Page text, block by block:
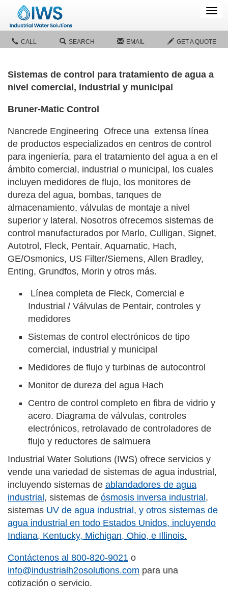
CALL SEARCH EMAIL GET A QUOTE
Sistemas de control para tratamiento de agua a
nivel comercial, industrial y municipal
Bruner-Matic Control
Nancrede Engineering Ofrece una extensa línea
de productos especializados en centros de control
para ingeniería, para el tratamiento del agua a en el
ámbito comercial, industrial o municipal, los cuales
incluyen medidores de flujo, los monitores de
dureza del agua, bombas, tanques de
almacenamiento, válvulas de montaje a nivel
superior y lateral. Nosotros ofrecemos sistemas de
control manufacturados por Marlo, Culligan, Signet,
Autotrol, Fleck, Pentair, Aquamatic, Hach,
GE/Osmonics, US Filter/Siemens, Allen Bradley,
Enting, Grundfos, Morin y otros más.
Línea completa de Fleck, Comercial e
Industrial / Válvulas de Pentair, controles y
medidores
Sistemas de control electrónicos de tipo
comercial, industrial y municipal
Medidores de flujo y turbinas de autocontrol
Monitor de dureza del agua Hach
Centro de control completo en fibra de vidrio y
acero. Diagrama de válvulas, controles
electrónicos, retrolavado de controladores de
flujo y reductores de salmuera
Industrial Water Solutions (IWS) ofrece servicios y
vende una variedad de sistemas de agua industrial,
incluyendo sistemas de ablandadores de agua
industrial , sistemas de ósmosis inversa industrial ,
sistemas UV de agua industrial , y otros sistemas de
agua industrial en todo Estados Unidos, incluyendo
Indiana, Kentucky, Michigan, Ohio, e Illinois.
Contáctenos al 800-820-9021 o
info@industrialh2osolutions.com para una
cotización o servicio.